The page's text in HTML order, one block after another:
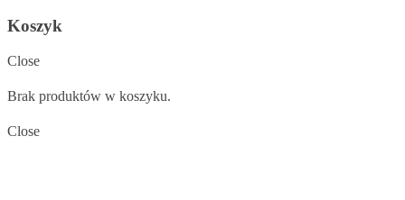
Koszyk
Close
Brak produktów w koszyku.
Close